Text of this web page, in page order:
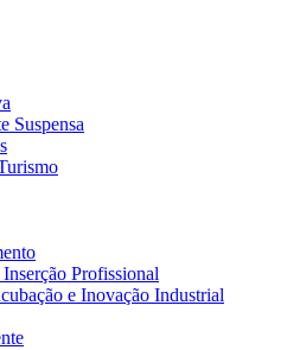
Suspensa
Profissional
e Inovação Industrial